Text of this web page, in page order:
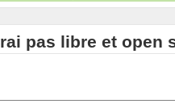
pas libre et open